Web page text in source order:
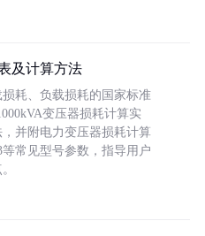
及计算方法
耗、负载损耗的国家标准
变压器损耗计算实
并附电力变压器损耗计算
等常见型号参数，指导用户